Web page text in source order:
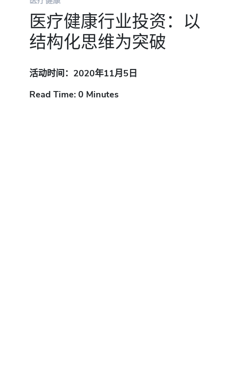
医疗健康行业投资：以
结构化思维为突破
活动时间：2020年11月5日
Read Time: 0 Minutes